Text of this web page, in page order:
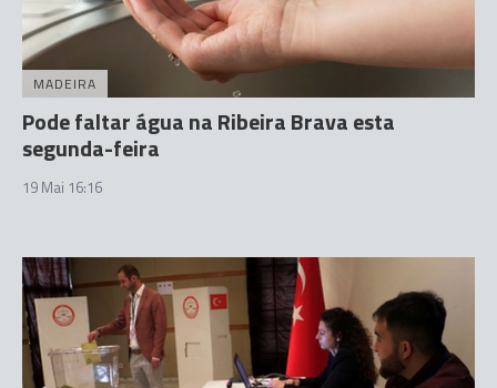
MADEIRA
Pode faltar água na Ribeira Brava esta
segunda-feira
19 Mai 16:16